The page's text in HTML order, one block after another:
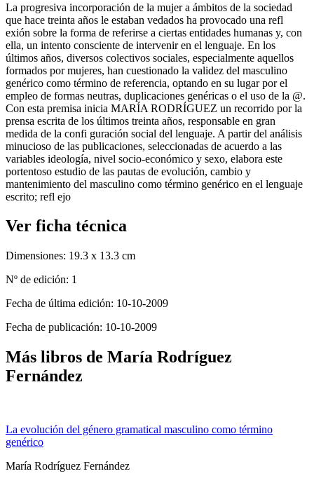
La progresiva incorporación de la mujer a ámbitos de la sociedad
que hace treinta años le estaban vedados ha provocado una refl
exión sobre la forma de referirse a ciertas entidades humanas y, con
ella, un intento consciente de intervenir en el lenguaje. En los
últimos años, diversos colectivos sociales, especialmente aquellos
formados por mujeres, han cuestionado la validez del masculino
genérico como término de referencia, optando en su lugar por el
empleo de formas neutras, duplicaciones genéricas o el uso de la @.
Con esta premisa inicia MARÍA RODRÍGUEZ un recorrido por la
prensa escrita de los últimos treinta años, responsable en gran
medida de la confi guración social del lenguaje. A partir del análisis
minucioso de las publicaciones, seleccionadas de acuerdo a las
variables ideología, nivel socio-económico y sexo, elabora este
portentoso estudio de las pautas de evolución, cambio y
mantenimiento del masculino como término genérico en el lenguaje
escrito; refl ejo
Ver ficha técnica
Dimensiones: 19.3 x 13.3 cm
Nº de edición: 1
Fecha de última edición: 10-10-2009
Fecha de publicación: 10-10-2009
Más libros de María Rodríguez
Fernández
La evolución del género gramatical masculino como término
genérico
María Rodríguez Fernández